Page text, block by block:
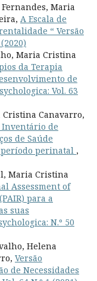
Maria
A Escala de
“ Versão
Maria Cristina
da Terapia
de
Vol. 63
Cristina Canavarro,
Inventário de
de Saúde
perinatal ,
Maria Cristina
Assessment of
para a
suas
N.º 50
Helena
Versão
de Necessidades